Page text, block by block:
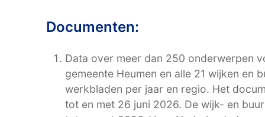
Documenten:
Data over meer dan 250 onderwerpen
gemeente Heumen en alle 21 wijken en
werkbladen per jaar en regio. Het
tot en met 26 juni 2026. De wijk- en